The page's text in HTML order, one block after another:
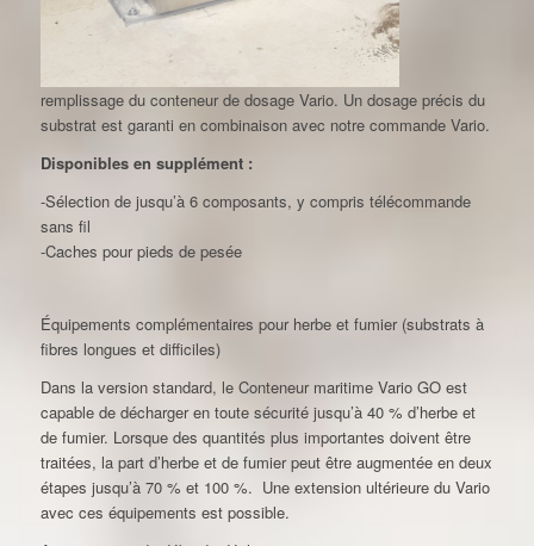
remplissage du conteneur de dosage Vario. Un dosage précis du
substrat est garanti en combinaison avec notre commande Vario.
Disponibles en supplément :
-Sélection de jusqu’à 6 composants, y compris télécommande
sans fil
-Caches pour pieds de pesée
Équipements complémentaires pour herbe et fumier (substrats à
fibres longues et difficiles)
Dans la version standard, le Conteneur maritime Vario GO est
capable de décharger en toute sécurité jusqu’à 40 % d’herbe et
de fumier. Lorsque des quantités plus importantes doivent être
traitées, la part d’herbe et de fumier peut être augmentée en deux
étapes jusqu’à 70 % et 100 %. Une extension ultérieure du Vario
avec ces équipements est possible.